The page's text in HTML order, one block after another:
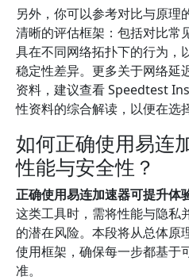
另外，你可以参考对比与原理
清晰的评估框架：包括对比常
具在不同网络拓扑下的行为，
稳定性差异。更多关于网络延
资料，建议查看 Speedtest
性资料的综合解读，以便在选
如何正确使用易连
性能与安全性？
正确使用易连加速器可提升体
这类工具时，需将性能与隐私
的潜在风险。本段将从总体原
使用框架，确保每一步都基于
准。